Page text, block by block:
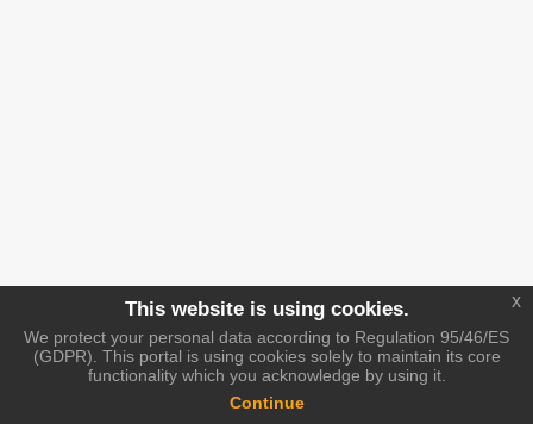
This website is using cookies.
We protect your personal data according to Regulation 95/46/ES
(GDPR). This portal is using cookies solely to maintain its core
functionality which you acknowledge by using it.
Continue
x